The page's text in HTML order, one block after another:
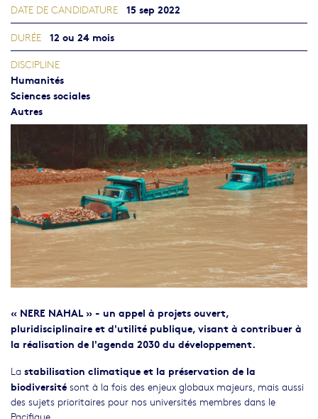
« NERE NAHAL » - un appel à projets ouvert,
pluridisciplinaire et d'utilité publique, visant à contribuer à
la réalisation de l'agenda 2030 du développement.
La stabilisation climatique et la préservation de la
biodiversité sont à la fois des enjeux globaux majeurs, mais aussi
des sujets prioritaires pour nos universités membres dans le
DATE DE CANDIDATURE 15 sep 2022
DURÉE 12 ou 24 mois
DISCIPLINE
Humanités
Sciences sociales
Autres